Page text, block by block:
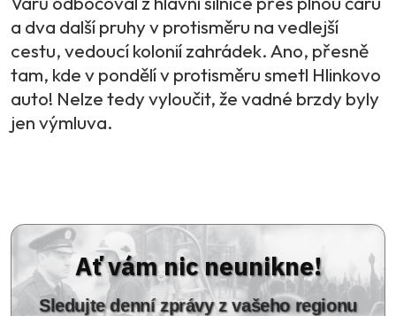
a dva další pruhy v protisměru na vedlejší
cestu, vedoucí kolonií zahrádek. Ano, přesně
tam, kde v pondělí v protisměru smetl Hlinkovo
auto! Nelze tedy vyloučit, že vadné brzdy byly
jen výmluva.
Ať vám nic neunikne!
Sledujte denní zprávy z vašeho regionu